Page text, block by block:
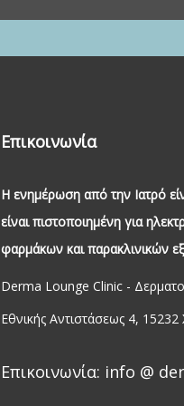
Επικοινωνία
Η ενημέρωση από την Ιατρό
είναι πιστοποιημένη για
φαρμάκων και παρακλινικών
Derma Lounge Clinic -
Εθνικής Αντιστάσεως 4,
Επικοινωνία: info @